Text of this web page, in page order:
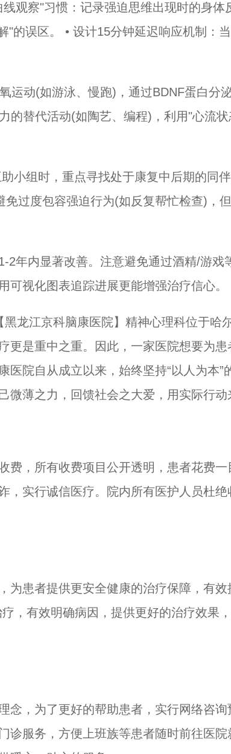
察"习惯：记录强迫思维出现时的身体
"的误区。 • 设计15分钟延迟响应机制：
动(如游泳、慢跑)，通过BDNF蛋白分
的替代活动(如陶艺、编程)，利用"心流
组时，重点寻找处于康复中后期的同
过度包容强迫行为(如反复帮忙检查)，
内显著改善。注意避免通过酒精/游戏
视化图表追踪进展更能增强治疗信心。
江京科脑康医院】精神心理科位于哈
更是重中之重。因此，一家医院想要为
医院自从成立以来，始终坚持“以人为本
微薄之力，回馈社会之大爱，用实际行动
，所有收费项目公开透明，患者花费一
，实行诚信医疗。院内所有医护人员杜
患者提供更安全健康的治疗保障，有效
，有效明确病因，提供更好的治疗效果
，为了更好的帮助患者，实行网络咨询
诊服务，方便上班族等患者随时前往医